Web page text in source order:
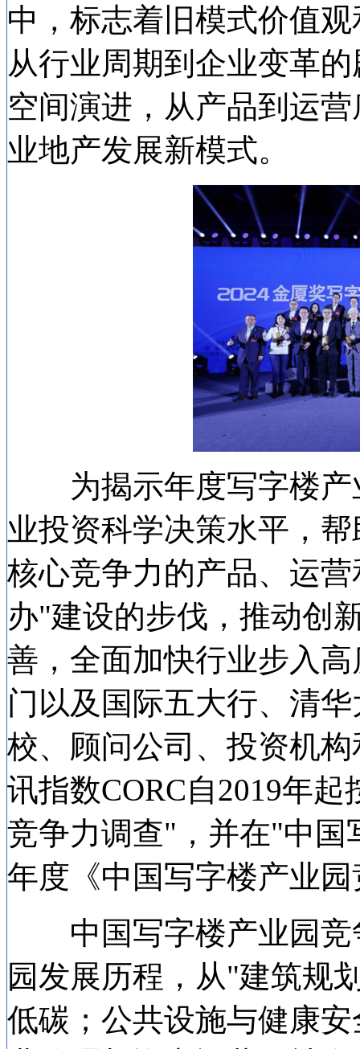
中，标志着旧模式价值
从行业周期到企业变革
空间演进，从产品到运
业地产发展新模式。
为揭示年度写字楼产
业投资科学决策水平，
核心竞争力的产品、运
办"建设的步伐，推动创
善，全面加快行业步入
门以及国际五大行、清
校、顾问公司、投资机
讯指数CORC自2019年
竞争力调查"，并在"中国
年度《中国写字楼产业
中国写字楼产业园竞
园发展历程，从"建筑规
低碳；公共设施与健康